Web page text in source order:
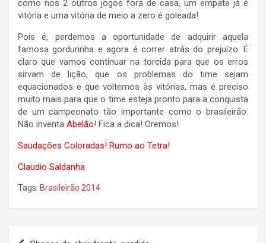
como nos 2 outros jogos fora de casa, um empate já é
vitória e uma vitória de meio a zero é goleada!
Pois é, perdemos a oportunidade de adquirir aquela
famosa gordurinha e agora é correr atrás do prejuízo. É
claro que vamos continuar na torcida para que os erros
sirvam de lição, que os problemas do time sejam
equacionados e que voltemos às vitórias, mas é preciso
muito mais para que o time esteja pronto para a conquista
de um campeonato tão importante como o brasileirão.
Não inventa Abelão! Fica a dica! Oremos!
Saudações Coloradas! Rumo ao Tetra!
Claudio Saldanha
Tags: Brasileirão 2014
Navegação